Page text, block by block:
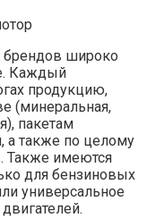
брендов широко
Каждый
продукцию,
(минеральная,
пакетам
а также по целому
Также имеются
для бензиновых
универсальное